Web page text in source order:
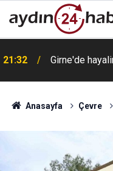
21:32 Girne'de
Anasayfa Çevre